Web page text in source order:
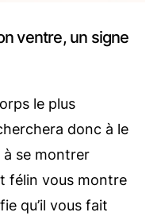
ventre, un signe
le plus
donc à le
se montrer
félin vous montre
qu’il vous fait